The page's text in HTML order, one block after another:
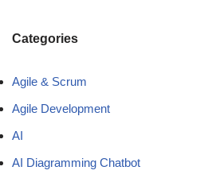
Categories
Agile & Scrum
Agile Development
AI
AI Diagramming Chatbot